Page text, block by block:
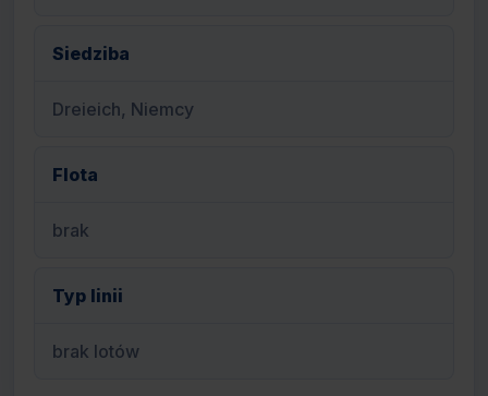
Siedziba
Dreieich, Niemcy
Flota
brak
Typ linii
brak lotów